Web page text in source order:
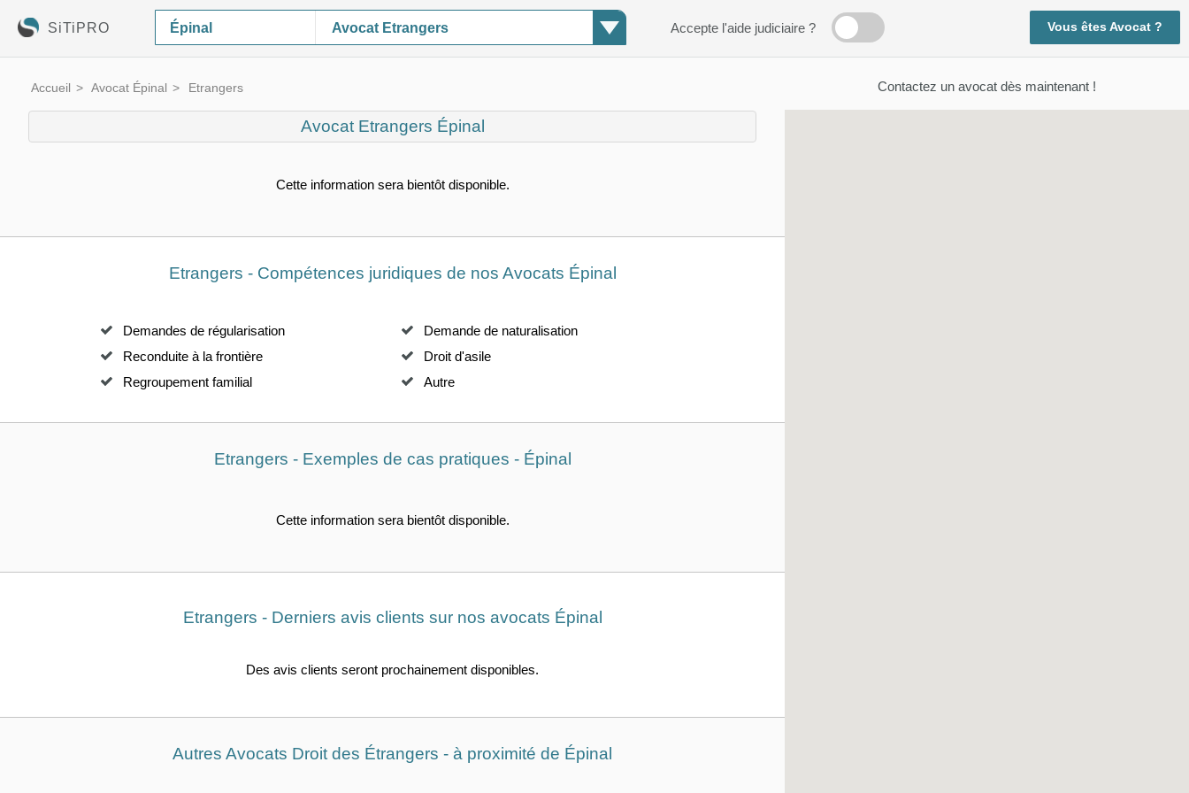
SiTiPRO Avocat Etrangers Accepte l'aide judiciaire ? Vous êtes Avocat ?
Accueil Avocat Épinal Etrangers
Avocat Etrangers Épinal
Cette information sera bientôt disponible.
Etrangers - Compétences juridiques de nos Avocats Épinal
Demandes de régularisation
Reconduite à la frontière
Regroupement familial
Demande de naturalisation
Droit d'asile
Autre
Etrangers - Exemples de cas pratiques - Épinal
Cette information sera bientôt disponible.
Etrangers - Derniers avis clients sur nos avocats Épinal
Des avis clients seront prochainement disponibles.
Autres Avocats Droit des Étrangers - à proximité de Épinal
Contactez un avocat dès maintenant !